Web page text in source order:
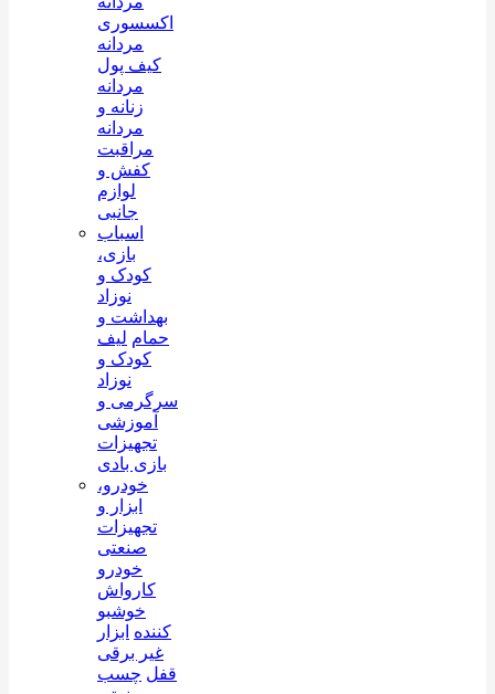
اکسسوری
مردانه
کیف پول
مردانه
زنانه و
مردانه
مراقبت
کفش و
لوازم
جانبی
اسباب
بازی،
کودک و
نوزاد
بهداشت و
حمام لیف
کودک و
نوزاد
سرگرمی و
آموزشی
تجهیزات
بازی بادی
خودرو،
ابزار و
تجهیزات
صنعتی
خودرو
کارواش
خوشبو
کننده ابزار
غیر برقی
قفل چسب